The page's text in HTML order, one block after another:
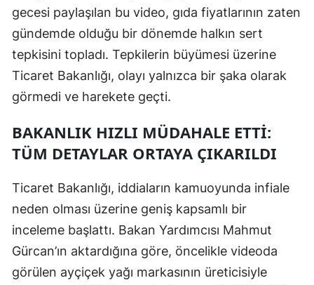
Gümüşhane
Hakkari
Hatay
Mersin
İstanbul
İzmir
Kars
Kastamonu
Kayseri
gecesi paylaşılan bu video, gıda fiyatlarının zaten
gündemde olduğu bir dönemde halkın sert
tepkisini topladı. Tepkilerin büyümesi üzerine
Ticaret Bakanlığı, olayı yalnızca bir şaka olarak
görmedi ve harekete geçti.
BAKANLIK HIZLI MÜDAHALE ETTI:
TÜM DETAYLAR ORTAYA ÇIKARILDI
Ticaret Bakanlığı, iddiaların kamuoyunda infiale
neden olması üzerine geniş kapsamlı bir
inceleme başlattı. Bakan Yardımcısı Mahmut
Gürcan’ın aktardığına göre, öncelikle videoda
görülen ayçiçek yağı markasının üreticisiyle